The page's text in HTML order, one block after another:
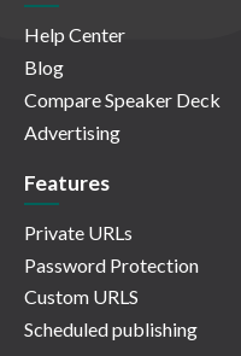
Help Center
Blog
Compare Speaker Deck
Advertising
Features
Private URLs
Password Protection
Custom URLS
Scheduled publishing